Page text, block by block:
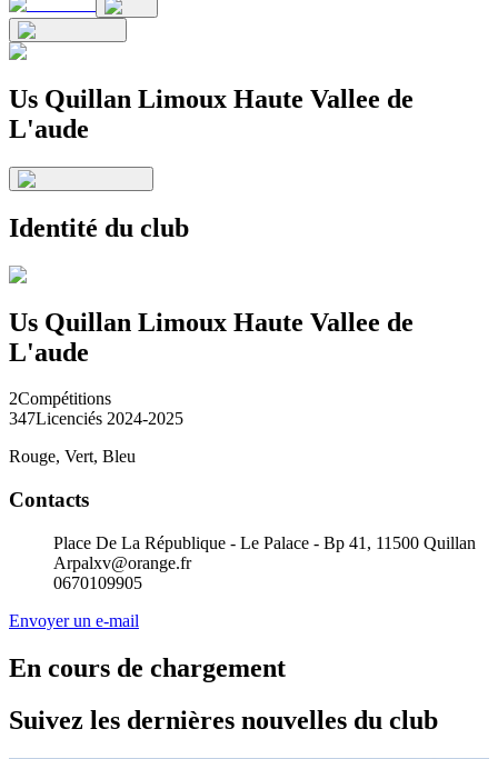
Us Quillan Limoux Haute Vallee de
L'aude
Identité du club
Us Quillan Limoux Haute Vallee de
L'aude
2Compétitions
347Licenciés 2024-2025
Rouge, Vert, Bleu
Contacts
Place De La République - Le Palace - Bp 41, 11500 Quillan
Arpalxv@orange.fr
0670109905
Envoyer un e-mail
En cours de chargement
Suivez les dernières nouvelles du club